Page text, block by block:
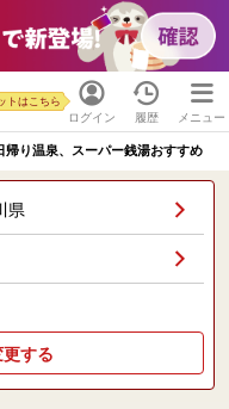
ログイン
トはこちら
履歴 メニュー
り温泉、スーパー銭湯おすすめ
県
する